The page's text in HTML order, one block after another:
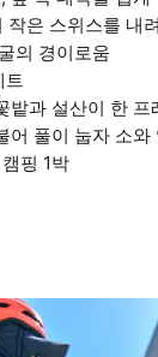
은 스위스를 내
의 경이로움
트
밭과 설산이 한 프
어 풀이 눕자 소와
핑 1박